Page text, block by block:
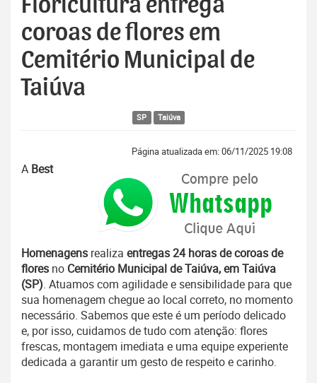
Floricultura entrega
coroas de flores em
Cemitério Municipal de
Taiúva
SP Taiúva
Página atualizada em: 06/11/2025 19:08
A Best
Homenagens realiza entregas 24 horas de coroas de
flores no Cemitério Municipal de Taiúva, em Taiúva
(SP). Atuamos com agilidade e sensibilidade para que
sua homenagem chegue ao local correto, no momento
necessário. Sabemos que este é um período delicado
e, por isso, cuidamos de tudo com atenção: flores
frescas, montagem imediata e uma equipe experiente
dedicada a garantir um gesto de respeito e carinho.